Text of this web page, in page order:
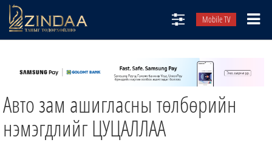
Mobile TV
ТВ8
ӨГЛӨӨНИЙ СОНИН
ЗИНДАА СЭТГҮҮЛ
Авто зам ашигласны төлбөрийн
нэмэгдлийг ЦУЦАЛЛАА